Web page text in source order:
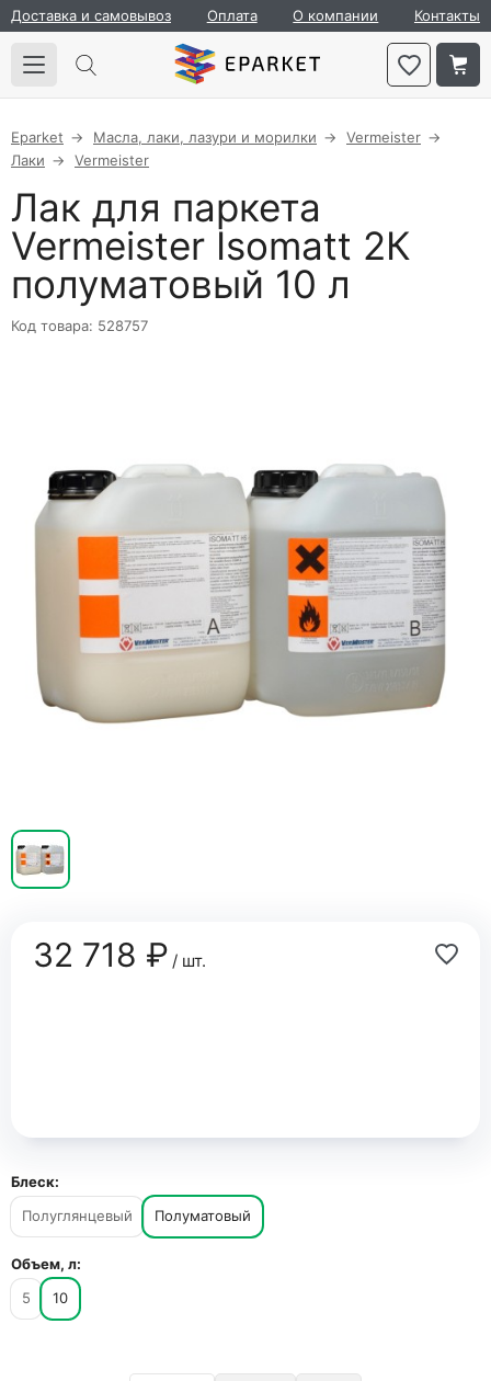
Доставка и самовывоз Оплата О компании Контакты
Eparket Масла, лаки, лазури и морилки
Vermeister
Лаки
Vermeister
Лак для паркета
Vermeister Isomatt 2К
полуматовый 10 л
Код товара: 528757
32 718 ₽/ шт.
Блеск:
Полуглянцевый
Полуматовый
Объем, л:
5
10